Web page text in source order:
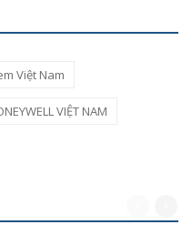
Việt Nam
VIỆT NAM